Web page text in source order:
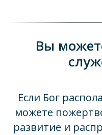
Вы
Если Бог
можете
развитие и